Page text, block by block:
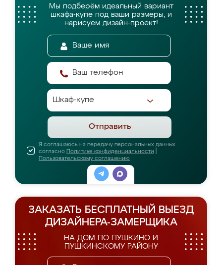
Мы подберём идеальный вариант
шкафа-купе под ваши размеры, и
нарисуем дизайн-проект!
Отправить
Я соглашаюсь на передачу персональных данных
согласно Политике конфиденциальности
Пользовательскому соглашению
ЗАКАЗАТЬ БЕСПЛАТНЫЙ ВЫЕЗД
ДИЗАЙНЕРА-ЗАМЕРЩИКА
НА ДОМ ПО ПУШКИНО И
ПУШКИНСКОМУ РАЙОНУ